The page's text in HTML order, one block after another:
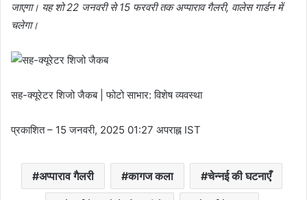
जाएगा। यह शो 22 जनवरी से 15 फरवरी तक अप्पाराव गैलरी, वालेस गार्डन में
चलेगा।
सह-क्यूरेटर शिजो जैकब | फोटो साभार: विशेष व्यवस्था
प्रकाशित– 15 जनवरी, 2025 01:27 अपराह्न IST
अप्पाराव गैलरी कागज कला चेन्नई की घटनाएँ